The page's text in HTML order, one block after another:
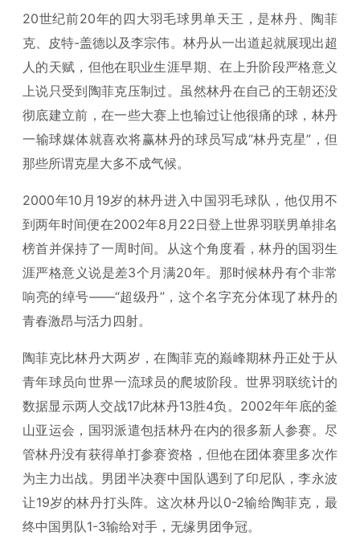
20世纪前20年的四大羽毛球男单天王，是林丹、陶菲
克、皮特-盖德以及李宗伟。林丹从一出道起就展现出超
人的天赋，但他在职业生涯早期、在上升阶段严格意义
上说只受到陶菲克压制过。虽然林丹在自己的王朝还没
彻底建立前，在一些大赛上也输过让他很痛的球，林丹
一输球媒体就喜欢将赢林丹的球员写成“林丹克星”，但
那些所谓克星大多不成气候。
2000年10月19岁的林丹进入中国羽毛球队，他仅用不
到两年时间便在2002年8月22日登上世界羽联男单排名
榜首并保持了一周时间。从这个角度看，林丹的国羽生
涯严格意义说是差3个月满20年。那时候林丹有个非常
响亮的绰号——“超级丹”，这个名字充分体现了林丹的
青春激昂与活力四射。
陶菲克比林丹大两岁，在陶菲克的巅峰期林丹正处于从
青年球员向世界一流球员的爬坡阶段。世界羽联统计的
数据显示两人交战17此林丹13胜4负。2002年年底的釜
山亚运会，国羽派遣包括林丹在内的很多新人参赛。尽
管林丹没有获得单打参赛资格，但他在团体赛里多次作
为主力出战。男团半决赛中国队遇到了印尼队，李永波
让19岁的林丹打头阵。这次林丹以0-2输给陶菲克，最
终中国男队1-3输给对手，无缘男团争冠。